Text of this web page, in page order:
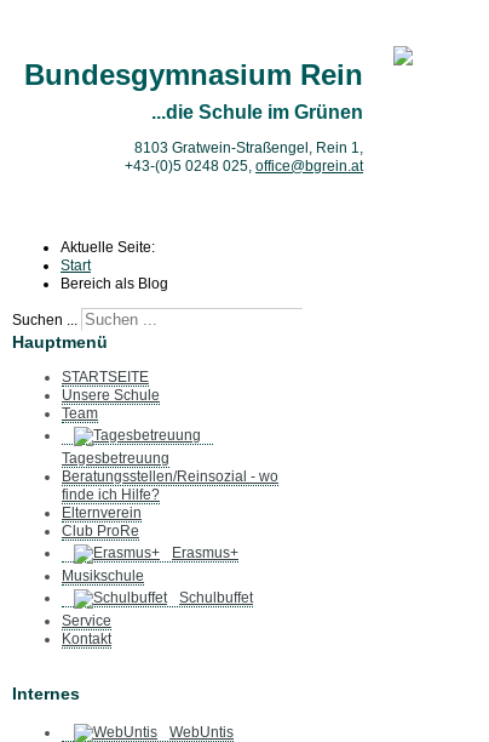
Bundesgymnasium Rein
...die Schule im Grünen
8103 Gratwein-Straßengel, Rein 1,
+43-(0)5 0248 025, office@bgrein.at
Aktuelle Seite:
Start
Bereich als Blog
Suchen ...
Hauptmenü
STARTSEITE
Unsere Schule
Team
Tagesbetreuung
Beratungsstellen/Reinsozial - wo
finde ich Hilfe?
Elternverein
Club ProRe
Erasmus+
Musikschule
Schulbuffet
Service
Kontakt
Internes
WebUntis